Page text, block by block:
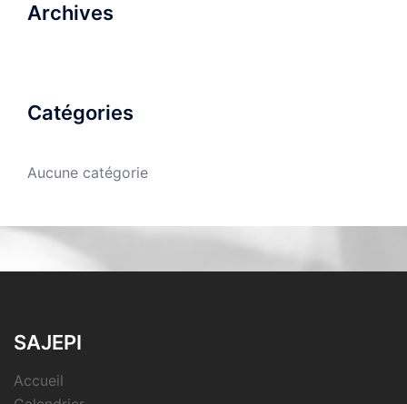
Archives
Catégories
Aucune catégorie
SAJEPI
Accueil